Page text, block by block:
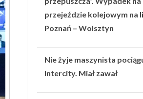
przejeździe kolejowym na
Poznań – Wolsztyn
Nie żyje maszynista
Intercity. Miał zawał